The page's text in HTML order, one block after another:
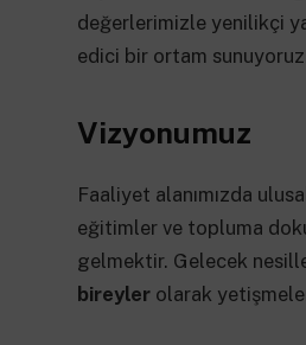
değerlerimizle yenilikçi
edici bir ortam
Vizyonumuz
Faaliyet alanımızda
eğitimler ve topluma
gelmektir. Gelecek
bireylerolarak